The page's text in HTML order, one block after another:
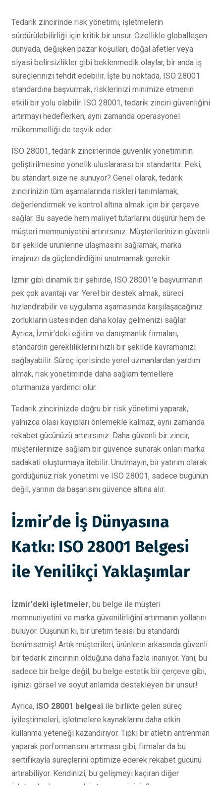
Tedarik zincirinde risk yönetimi, işletmelerin
sürdürülebilirliği için kritik bir unsur. Özellikle globalleşen
dünyada, değişken pazar koşulları, doğal afetler veya
siyasi belirsizlikler gibi beklenmedik olaylar, bir anda iş
süreçlerinizi tehdit edebilir. İşte bu noktada, ISO 28001
standardına başvurmak, risklerinizi minimize etmenin
etkili bir yolu olabilir. ISO 28001, tedarik zinciri güvenliğini
artırmayı hedeflerken, aynı zamanda operasyonel
mükemmelliği de teşvik eder.
ISO 28001, tedarik zincirlerinde güvenlik yönetiminin
geliştirilmesine yönelik uluslararası bir standarttır. Peki,
bu standart size ne sunuyor? Genel olarak, tedarik
zincirinizin tüm aşamalarında riskleri tanımlamak,
değerlendirmek ve kontrol altına almak için bir çerçeve
sağlar. Bu sayede hem maliyet tutarlarını düşürür hem de
müşteri memnuniyetini artırırsınız. Müşterilerinizin güvenli
bir şekilde ürünlerine ulaşmasını sağlamak, marka
imajınızı da güçlendirdiğini unutmamak gerekir.
İzmir gibi dinamik bir şehirde, ISO 28001'e başvurmanın
pek çok avantajı var. Yerel bir destek almak, süreci
hızlandırabilir ve uygulama aşamasında karşılaşacağınız
zorlukların üstesinden daha kolay gelmenizi sağlar.
Ayrıca, İzmir'deki eğitim ve danışmanlık firmaları,
standardın gerekliliklerini hızlı bir şekilde kavramanızı
sağlayabilir. Süreç içerisinde yerel uzmanlardan yardım
almak, risk yönetiminde daha sağlam temellere
oturmanıza yardımcı olur.
Tedarik zincirinizde doğru bir risk yönetimi yaparak,
yalnızca olası kayıpları önlemekle kalmaz, aynı zamanda
rekabet gücünüzü artırırsınız. Daha güvenli bir zincir,
müşterilerinize sağlam bir güvence sunarak onları marka
sadakati oluşturmaya itebilir. Unutmayın, bir yatırım olarak
gördüğünüz risk yönetimi ve ISO 28001, sadece bugünün
değil, yarının da başarısını güvence altına alır.
İzmir’de İş Dünyasına
Katkı: ISO 28001 Belgesi
ile Yenilikçi Yaklaşımlar
İzmir'deki işletmeler, bu belge ile müşteri
memnuniyetini ve marka güvenilirliğini artırmanın yollarını
buluyor. Düşünün ki, bir üretim tesisi bu standardı
benimsemiş! Artık müşterileri, ürünlerin arkasında güvenli
bir tedarik zincirinin olduğuna daha fazla inanıyor. Yani, bu
sadece bir belge değil, bu belge estetik bir çerçeve gibi,
işinizi görsel ve soyut anlamda destekleyen bir unsur!
Ayrıca, ISO 28001 belgesi ile birlikte gelen süreç
iyileştirmeleri, işletmelere kaynaklarını daha etkin
kullanma yeteneği kazandırıyor. Tıpkı bir atletin antrenman
yaparak performansını artırması gibi, firmalar da bu
sertifikayla süreçlerini optimize ederek rekabet gücünü
artırabiliyor. Kendinizi, bu gelişmeyi kaçıran diğer